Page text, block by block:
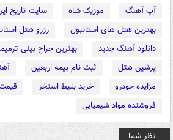
آپ آهنگ موزیک شاه
سایت تاریخ
بهترین هتل های استانبول
رزرو هتل
دانلود آهنگ جدید
بهترین جراح بینی
پرشین هتل
ثبت نام بیمه اربعین
مزایده خودرو
خرید بلیط استخر
فروشنده مواد شیمیایی
نظر شما